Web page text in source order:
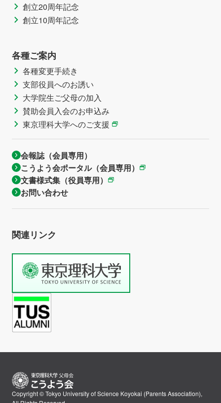
創立20周年記念
創立10周年記念
各種ご案内
各種変更手続き
支部役員へのお誘い
大学院生ご父母の加入
賛助会員入会のお申込み
東京理科大学へのご支援
会報誌（会員専用）
こうよう会ポータル（会員専用）
文書様式集（役員専用）
お問い合わせ
関連リンク
Copyright © Tokyo University of Science Koyokai (Parents Association),